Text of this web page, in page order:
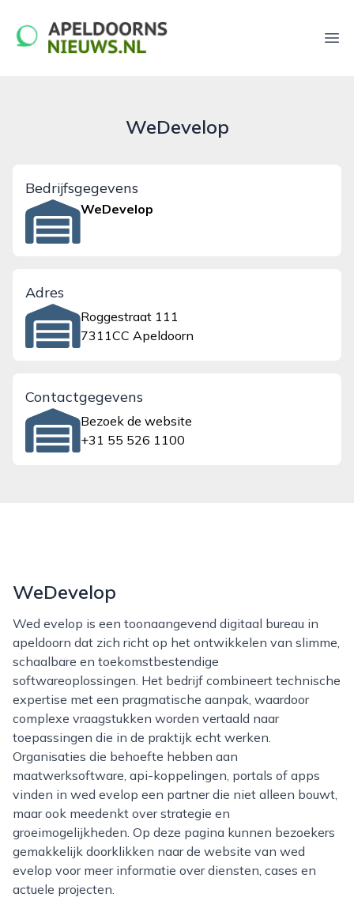
apeldoornsnieuws.nl
WeDevelop
Bedrijfsgegevens
WeDevelop
Adres
Roggestraat 111
7311CC Apeldoorn
Contactgegevens
Bezoek de website
+31 55 526 1100
WeDevelop
Wed evelop is een toonaangevend digitaal bureau in
apeldoorn dat zich richt op het ontwikkelen van slimme,
schaalbare en toekomstbestendige
softwareoplossingen. Het bedrijf combineert technische
expertise met een pragmatische aanpak, waardoor
complexe vraagstukken worden vertaald naar
toepassingen die in de praktijk echt werken.
Organisaties die behoefte hebben aan
maatwerksoftware, api-koppelingen, portals of apps
vinden in wed evelop een partner die niet alleen bouwt,
maar ook meedenkt over strategie en
groeimogelijkheden. Op deze pagina kunnen bezoekers
gemakkelijk doorklikken naar de website van wed
evelop voor meer informatie over diensten, cases en
actuele projecten.